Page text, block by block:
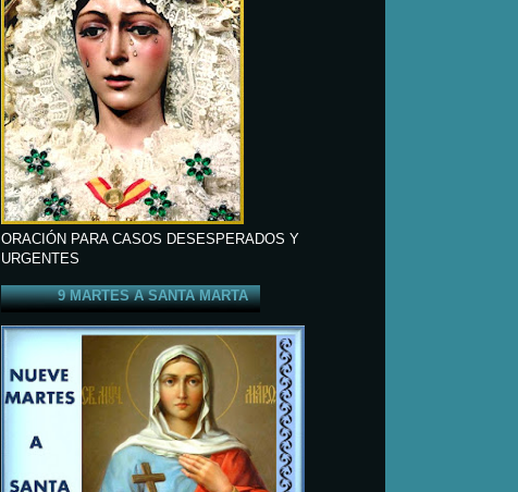
ORACIÓN PARA CASOS DESESPERADOS Y
URGENTES
9 MARTES A SANTA MARTA